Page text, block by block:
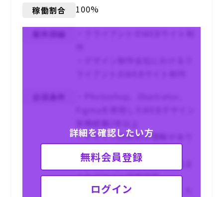
稼働割合 100%
案件詳細
・デザイン四原則の理解があり
デザインに反映した経験
・デザインガイドラインを踏ま
えたデザイン提案経験
・ゾーニングや構成を意識した
詳細を確認したい方
無料会員登録
ログイン